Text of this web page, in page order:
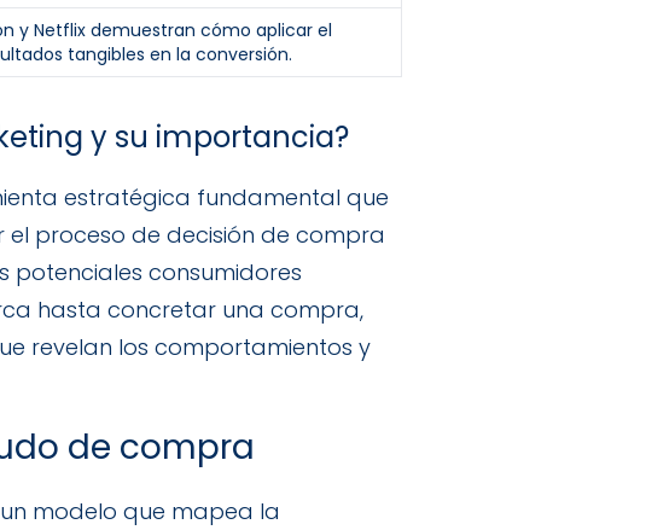
y Netflix demuestran cómo aplicar el
tangibles en la conversión.
y su importancia?
estratégica fundamental que
proceso de decisión de compra
potenciales consumidores
hasta concretar una compra,
revelan los comportamientos y
de compra
modelo que mapea la